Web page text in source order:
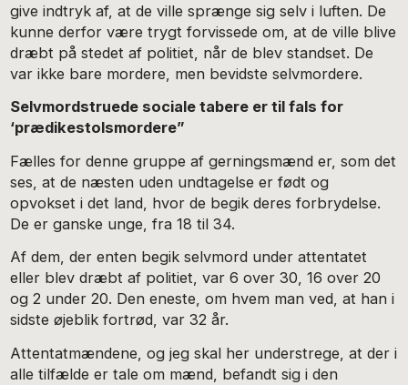
give indtryk af, at de ville sprænge sig selv i luften. De
kunne derfor være trygt forvissede om, at de ville blive
dræbt på stedet af politiet, når de blev standset. De
var ikke bare mordere, men bevidste selvmordere.
Selvmordstruede sociale tabere er til fals for
‘prædikestolsmordere”
Fælles for denne gruppe af gerningsmænd er, som det
ses, at de næsten uden undtagelse er født og
opvokset i det land, hvor de begik deres forbrydelse.
De er ganske unge, fra 18 til 34.
Af dem, der enten begik selvmord under attentatet
eller blev dræbt af politiet, var 6 over 30, 16 over 20
og 2 under 20. Den eneste, om hvem man ved, at han i
sidste øjeblik fortrød, var 32 år.
Attentatmændene, og jeg skal her understrege, at der i
alle tilfælde er tale om mænd, befandt sig i den